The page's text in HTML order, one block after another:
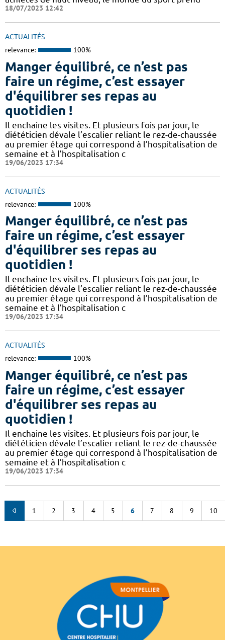
18/07/2023 12:42
ACTUALITÉS
relevance: 100%
Manger équilibré, ce n’est pas
faire un régime, c’est essayer
d'équilibrer ses repas au
quotidien !
Il enchaine les visites. Et plusieurs fois par jour, le
diététicien dévale l’escalier reliant le rez-de-chaussée
au premier étage qui correspond à l’hospitalisation de
semaine et à l’hospitalisation c
19/06/2023 17:34
ACTUALITÉS
relevance: 100%
Manger équilibré, ce n’est pas
faire un régime, c’est essayer
d'équilibrer ses repas au
quotidien !
Il enchaine les visites. Et plusieurs fois par jour, le
diététicien dévale l’escalier reliant le rez-de-chaussée
au premier étage qui correspond à l’hospitalisation de
semaine et à l’hospitalisation c
19/06/2023 17:34
ACTUALITÉS
relevance: 100%
Manger équilibré, ce n’est pas
faire un régime, c’est essayer
d'équilibrer ses repas au
quotidien !
Il enchaine les visites. Et plusieurs fois par jour, le
diététicien dévale l’escalier reliant le rez-de-chaussée
au premier étage qui correspond à l’hospitalisation de
semaine et à l’hospitalisation c
19/06/2023 17:34
1 2 3 4 5 6 7 8 9 10